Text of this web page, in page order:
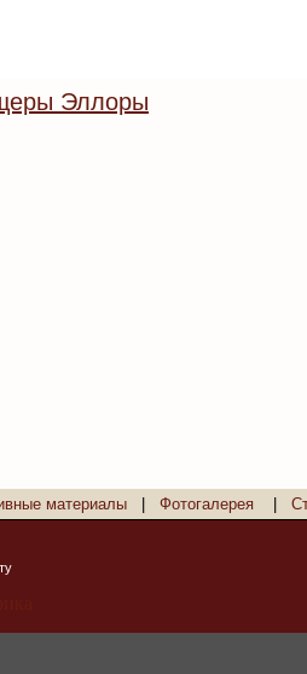
Эллоры
материалы Фотогалерея